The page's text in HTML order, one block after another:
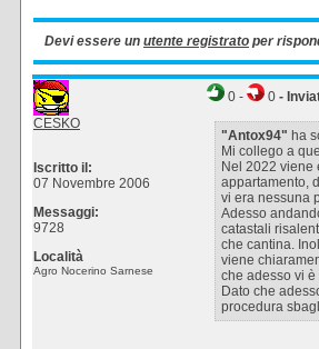
Devi essere un utente registrato per
CESKO
Iscritto il:
07 Novembre 2006
Messaggi:
9728
Località
Agro Nocerino Sarnese
0 - 0 -
"Antox94" ha
Mi collego a
Nel 2022 viene
appartamento,
vi era nessuna
Adesso
catastali
che cantina.
viene
che adesso vi
Dato che
procedura